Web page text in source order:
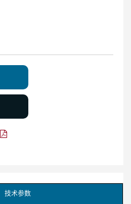
技术参数